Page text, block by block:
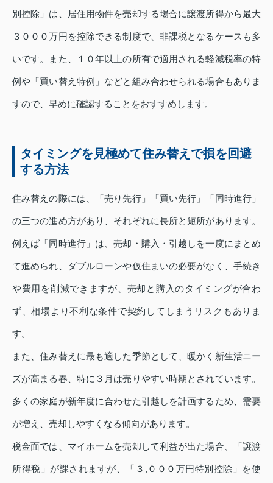
別控除」は、居住用物件を売却する場合に譲渡所得から最大
３０００万円を控除できる制度で、非課税となるケースも多
いです。また、１０年以上の所有で適用される軽減税率の特
例や「買い替え特例」などと組み合わせられる場合もありま
すので、早めに確認することをおすすめします。
タイミングを見極めて住み替えで損を回避
する方法
住み替えの際には、「売り先行」「買い先行」「同時進行」
の三つの進め方があり、それぞれに長所と短所があります。
例えば「同時進行」は、売却・購入・引越しを一度にまとめ
て進められ、ダブルローンや仮住まいの必要がなく、手続き
や費用を削減できますが、売却と購入のタイミングが合わ
ず、相場より不利な条件で契約してしまうリスクもありま
す。
また、住み替えに最も適した季節として、暖かく新生活ニー
ズが高まる春、特に３月は売りやすい時期とされています。
多くの家庭が新年度に合わせた引越しを計画するため、需要
が増え、売却しやすくなる傾向があります。
税金面では、マイホームを売却して利益が出た場合、「譲渡
所得税」が課されますが、「３,０００万円特別控除」を使